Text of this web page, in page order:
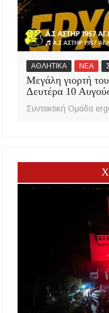
ΑΘΛΗΤΙΚΑ ΝΕΑ
Μεγάλη γιορτή
Δευτέρα 10
Συντακτική Ομάδα